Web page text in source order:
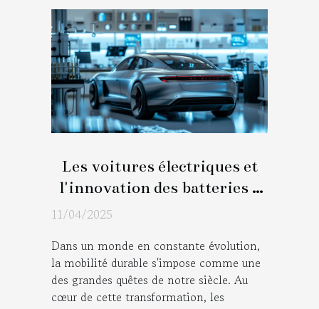
Les voitures électriques et
l'innovation des batteries à
solid-state une révolution en
11/04/2025
Dans un monde en constante évolution,
la mobilité durable s'impose comme une
des grandes quêtes de notre siècle. Au
cœur de cette transformation, les